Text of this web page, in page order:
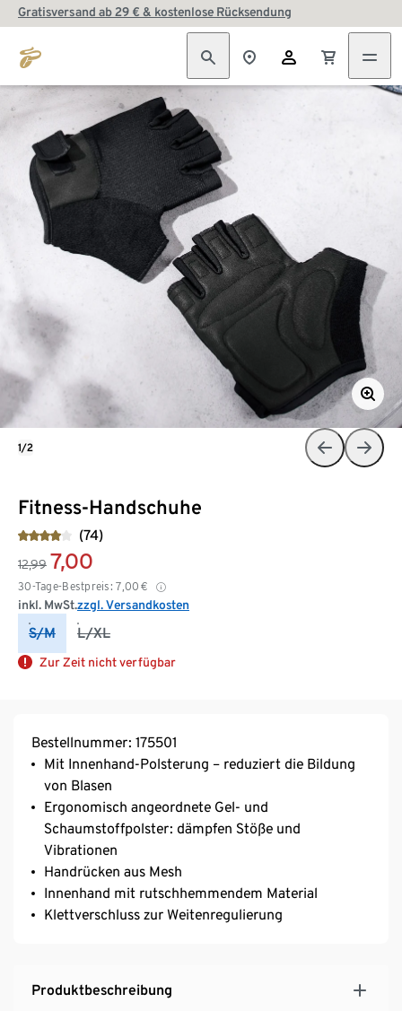
Gratisversand ab 29 € & kostenlose Rücksendung
Fitness-Handschuhe
(74)
12,99 7,00
30-Tage-Bestpreis: 7,00 €
inkl. MwSt.zzgl. Versandkosten
S/M L/XL
Zur Zeit nicht verfügbar
1/2
Bestellnummer: 175501
Mit Innenhand-Polsterung – reduziert die Bildung
von Blasen
Ergonomisch angeordnete Gel- und
Schaumstoffpolster: dämpfen Stöße und
Vibrationen
Handrücken aus Mesh
Innenhand mit rutschhemmendem Material
Klettverschluss zur Weitenregulierung
Produktbeschreibung